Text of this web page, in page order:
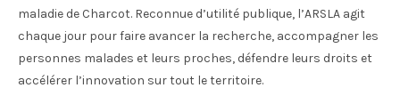
maladie de Charcot. Reconnue d’utilité publique, l’ARSLA agit
chaque jour pour faire avancer la recherche, accompagner les
personnes malades et leurs proches, défendre leurs droits et
accélérer l’innovation sur tout le territoire.